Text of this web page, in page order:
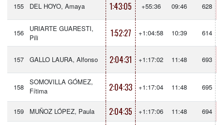
155 DEL HOYO, Amaya 1:43:05 +55:36 09:46 628
156
URIARTE GUARESTI,
Pili
1:52:27 +1:04:58 10:39 614
157 GALLO LAURA, Alfonso 2:04:31 +1:17:02 11:48 693
158
SOMOVILLA GÓMEZ,
Fítima
2:04:33 +1:17:04 11:48 695
159 MUÑOZ LÓPEZ, Paula 2:04:35 +1:17:06 11:48 694